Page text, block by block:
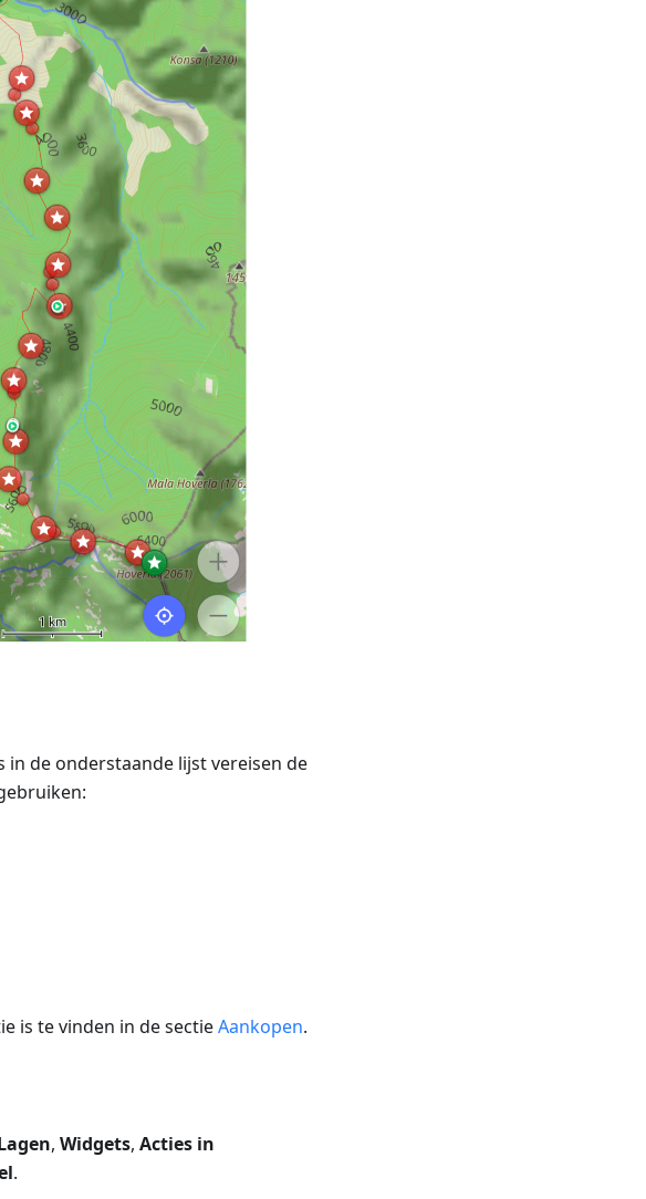
in de onderstaande lijst vereisen de
is te vinden in de sectieAankopen.
, Widgets, Acties in
.